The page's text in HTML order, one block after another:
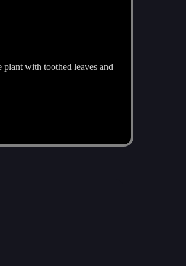
with toothed leaves and